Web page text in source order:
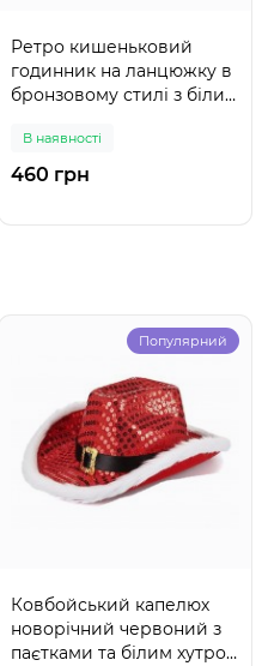
Ретро кишеньковий
годинник на ланцюжку в
бронзовому стилі з білим
В наявності
460 грн
Популярний
Ковбойський капелюх
новорічний червоний з
паєтками та білим хутром